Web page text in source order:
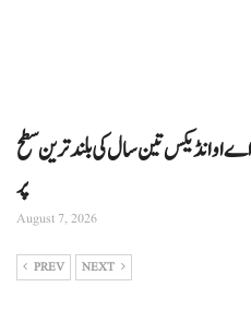
اے او انڈیکس تین سال کی بلند ترین سطح
پر
August 7, 2026
PREV NEXT